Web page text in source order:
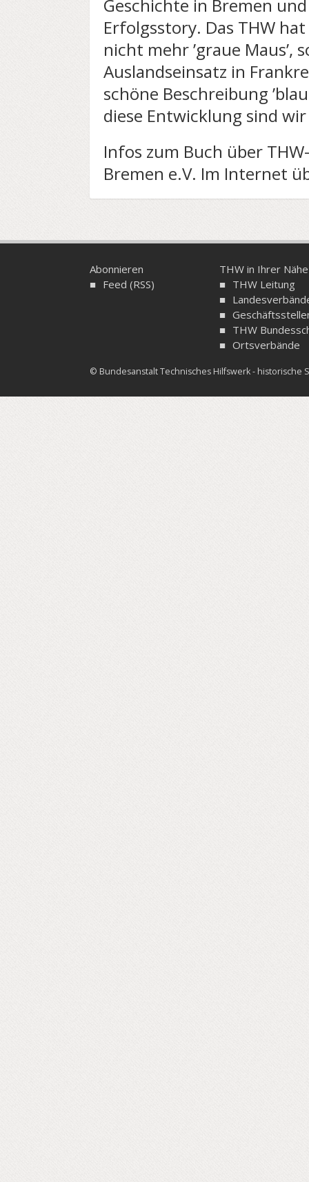
Geschichte in Bremen
Erfolgsstory. Das THW
nicht mehr ’graue Maus’,
Auslandseinsatz in
schöne Beschreibung
diese Entwicklung sind wir
Infos zum Buch über
Bremen e.V. Im Internet
Abonnieren
Feed (RSS)
THW in Ihrer Nähe
THW Leitung
THW
Ortsverbände
© Bundesanstalt Technisches Hilfswerk - historische